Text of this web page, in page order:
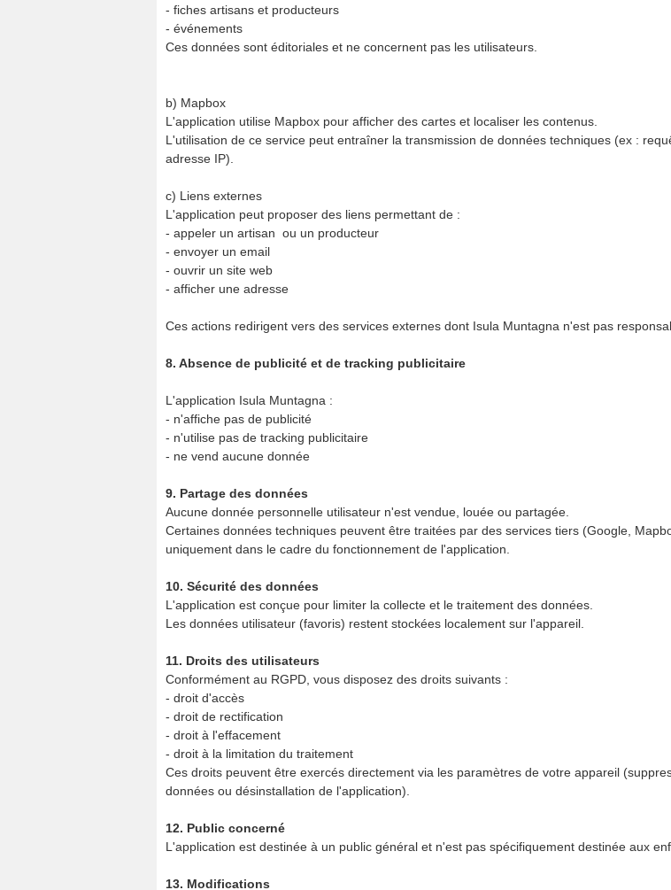
- fiches artisans et producteurs
- événements
Ces données sont éditoriales et ne concernent pas les utilisateurs.
b) Mapbox
L'application utilise Mapbox pour afficher des cartes et localiser les contenus.
L'utilisation de ce service peut entraîner la transmission de données techniques (ex :
adresse IP).
c) Liens externes
L'application peut proposer des liens permettant de :
- appeler un artisan ou un producteur
- envoyer un email
- ouvrir un site web
- afficher une adresse
Ces actions redirigent vers des services externes dont Isula Muntagna n'est pas
8. Absence de publicité et de tracking publicitaire
L'application Isula Muntagna :
- n'affiche pas de publicité
- n'utilise pas de tracking publicitaire
- ne vend aucune donnée
9. Partage des données
Aucune donnée personnelle utilisateur n'est vendue, louée ou partagée.
Certaines données techniques peuvent être traitées par des services tiers (Google,
uniquement dans le cadre du fonctionnement de l'application.
10. Sécurité des données
L'application est conçue pour limiter la collecte et le traitement des données.
Les données utilisateur (favoris) restent stockées localement sur l'appareil.
11. Droits des utilisateurs
Conformément au RGPD, vous disposez des droits suivants :
- droit d'accès
- droit de rectification
- droit à l'effacement
- droit à la limitation du traitement
Ces droits peuvent être exercés directement via les paramètres de votre appareil
données ou désinstallation de l'application).
12. Public concerné
L'application est destinée à un public général et n'est pas spécifiquement destinée aux
13. Modifications